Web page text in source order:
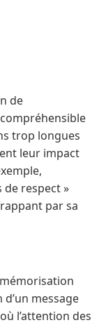
de
trop longues
leur impact
de respect »
par sa
message
l’attention des